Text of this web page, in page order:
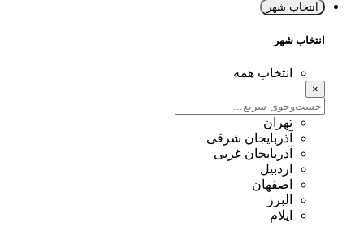
انتخاب شهر
انتخاب شهر
انتخاب همه
تهران
آذربایجان شرقی
آذربایجان غربی
اردبیل
اصفهان
البرز
ایلام